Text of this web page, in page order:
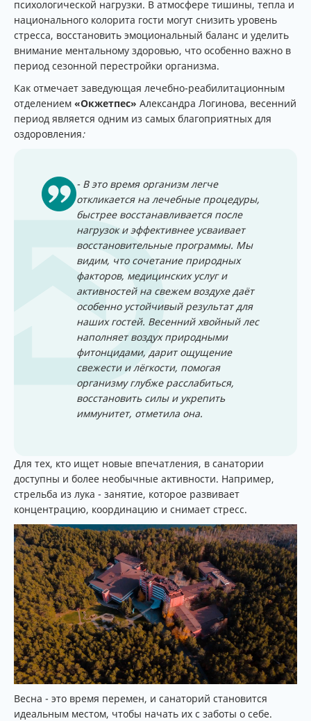
психологической нагрузки. В атмосфере тишины, тепла и
национального колорита гости могут снизить уровень
стресса, восстановить эмоциональный баланс и уделить
внимание ментальному здоровью, что особенно важно в
период сезонной перестройки организма.
Как отмечает заведующая лечебно-реабилитационным
отделением «Окжетпес» Александра Логинова, весенний
период является одним из самых благоприятных для
оздоровления:
- В это время организм легче
откликается на лечебные процедуры,
быстрее восстанавливается после
нагрузок и эффективнее усваивает
восстановительные программы. Мы
видим, что сочетание природных
факторов, медицинских услуг и
активностей на свежем воздухе даёт
особенно устойчивый результат для
наших гостей. Весенний хвойный лес
наполняет воздух природными
фитонцидами, дарит ощущение
свежести и лёгкости, помогая
организму глубже расслабиться,
восстановить силы и укрепить
иммунитет, отметила она.
Для тех, кто ищет новые впечатления, в санатории
доступны и более необычные активности. Например,
стрельба из лука - занятие, которое развивает
концентрацию, координацию и снимает стресс.
Весна - это время перемен, и санаторий становится
идеальным местом, чтобы начать их с заботы о себе.